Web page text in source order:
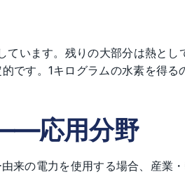
います。残りの大部分は熱とし
です。1キログラムの水素を得る
応用分野
来の電力を使用する場合、産業